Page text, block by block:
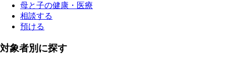
母と子の健康・医療
相談する
預ける
対象者別に探す